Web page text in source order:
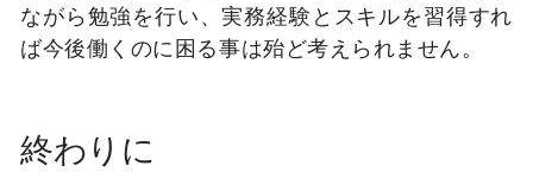
ながら勉強を行い、実務経験とスキルを習得すれ
ば今後働くのに困る事は殆ど考えられません。
終わりに